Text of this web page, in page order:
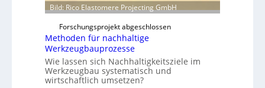
i
d
e
r
i
n
Bild: Rico Elastomere Projecting GmbH
Forschungsprojekt abgeschlossen
Methoden für nachhaltige
Werkzeugbauprozesse
Wie lassen sich Nachhaltigkeitsziele im
Werkzeugbau systematisch und
wirtschaftlich umsetzen?